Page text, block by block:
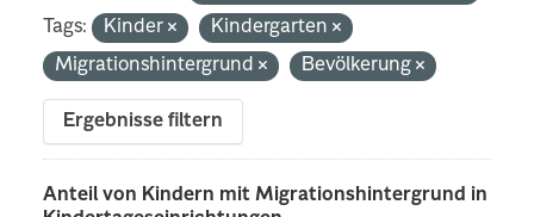
Tags:
Kinder
Kindergarten
Migrationshintergrund
Bevölkerung
Ergebnisse filtern
Anteil von Kindern mit Migrationshintergrund in